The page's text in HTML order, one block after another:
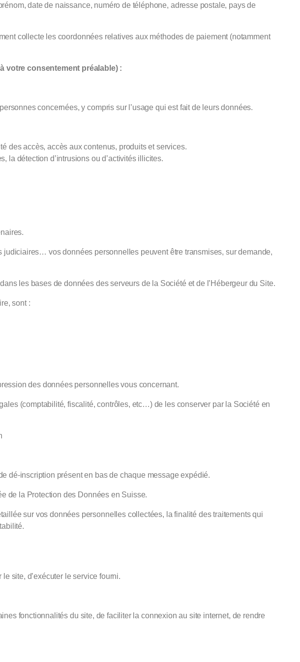
date de naissance, numéro de téléphone, adresse postale, pays de
collecte les coordonnées relatives aux méthodes de paiement (notamment
votre consentement préalable) :
concernées, y compris sur l’usage qui est fait de leurs données.
des accès, accès aux contenus, produits et services.
la détection d’intrusions ou d’activités illicites.
judiciaires… vos données personnelles peuvent être transmises, sur demande,
les bases de données des serveurs de la Société et de l’Hébergeur du Site.
sont :
des données personnelles vous concernant.
(comptabilité, fiscalité, contrôles, etc…) de les conserver par la Société en
dé-inscription présent en bas de chaque message expédié.
de la Protection des Données en Suisse.
sur vos données personnelles collectées, la finalité des traitements qui
site, d’exécuter le service fourni.
fonctionnalités du site, de faciliter la connexion au site internet, de rendre